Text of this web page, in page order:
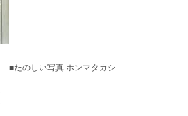
■たのしい写真 ホンマタカシ